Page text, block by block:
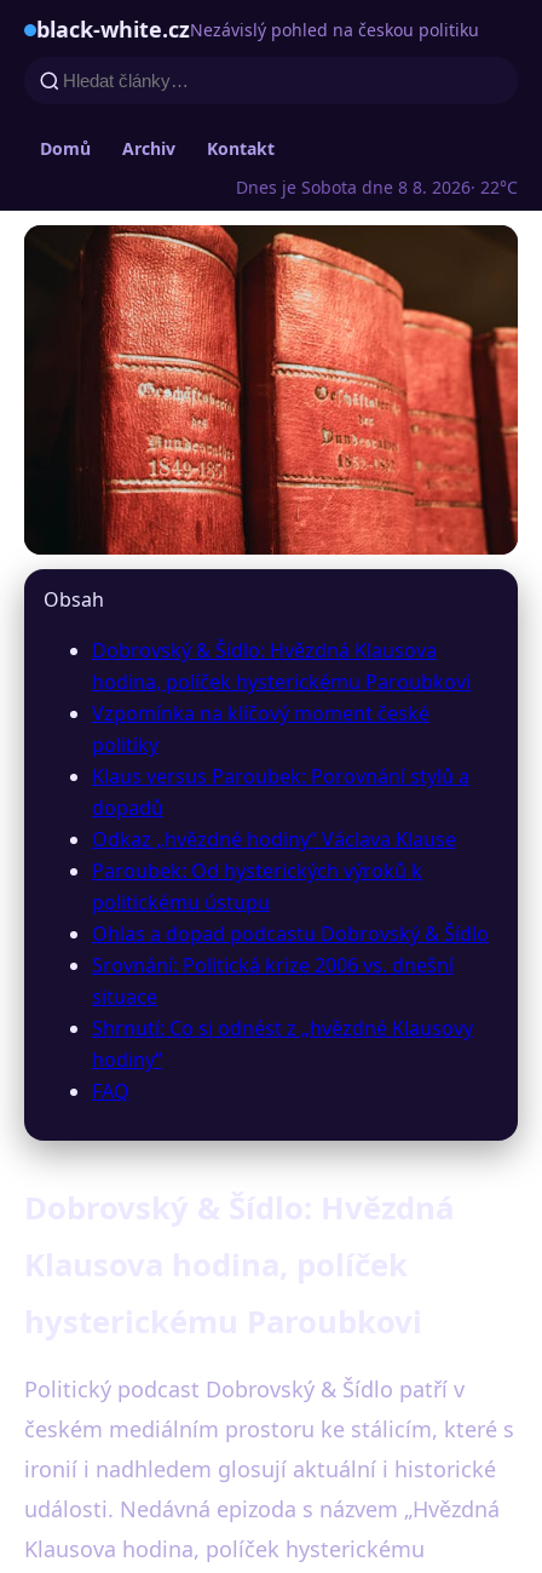
black-white.czNezávislý pohled na českou politiku
Domů Archiv
Kontakt
Dnes je Sobota dne 8 8. 2026· 22°C
black-white.cz
Hvězdná hodina Klause a
Paroubkova politická krize v
podcastu
28. 3. 2026· 10 min čtení · Autor: Anna Bílá
Obsah
Dobrovský & Šídlo: Hvězdná Klausova
hodina, políček hysterickému Paroubkovi
Vzpomínka na klíčový moment české
politiky
Klaus versus Paroubek: Porovnání stylů a
dopadů
Odkaz „hvězdné hodiny“ Václava Klause
Paroubek: Od hysterických výroků k
politickému ústupu
Ohlas a dopad podcastu Dobrovský & Šídlo
Srovnání: Politická krize 2006 vs. dnešní
situace
Shrnutí: Co si odnést z „hvězdné Klausovy
hodiny“
FAQ
Politický podcast Dobrovský & Šídlo patří v
českém mediálním prostoru ke stálicím, které s
ironií i nadhledem glosují aktuální i historické
události. Nedávná epizoda s názvem „Hvězdná
Klausova hodina, políček hysterickému